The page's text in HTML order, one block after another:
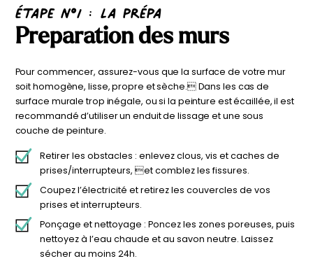
personnalisable
À partir
de
À partir
de
étape n°1 : la prépa
Preparation des murs
Pour commencer, assurez-vous que la surface de votre mur
soit homogène, lisse, propre et sèche. Dans les cas de
surface murale trop inégale, ou si la peinture est écaillée, il est
recommandé d’utiliser un enduit de lissage et une sous
couche de peinture.
Retirer les obstacles : enlevez clous, vis et caches de
prises/interrupteurs, et comblez les fissures.
Coupez l’électricité et retirez les couvercles de vos
prises et interrupteurs.
Ponçage et nettoyage : Poncez les zones poreuses, puis
nettoyez à l’eau chaude et au savon neutre. Laissez
sécher au moins 24h.